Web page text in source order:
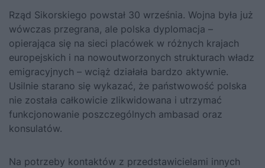
Rząd Sikorskiego powstał 30 września. Wojna była już
wówczas przegrana, ale polska dyplomacja –
opierająca się na sieci placówek w różnych krajach
europejskich i na nowoutworzonych strukturach władz
emigracyjnych – wciąż działała bardzo aktywnie.
Usilnie starano się wykazać, że państwowość polska
nie została całkowicie zlikwidowana i utrzymać
funkcjonowanie poszczególnych ambasad oraz
konsulatów.
Na potrzeby kontaktów z przedstawicielami innych